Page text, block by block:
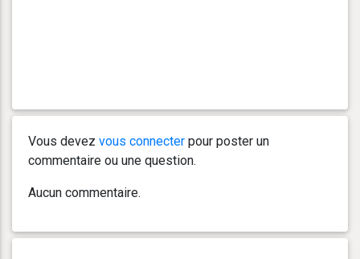
Vous devez vous connecter pour poster un
commentaire ou une question.
Aucun commentaire.